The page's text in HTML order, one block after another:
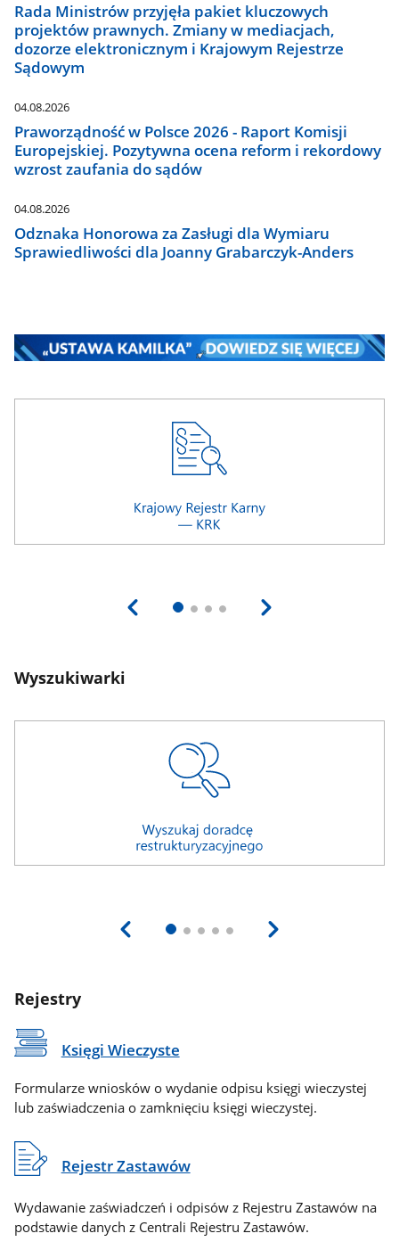
Rada Ministrów przyjęła pakiet kluczowych
projektów prawnych. Zmiany w mediacjach,
dozorze elektronicznym i Krajowym Rejestrze
Sądowym
04.08.2026
Praworządność w Polsce 2026 - Raport Komisji
Europejskiej. Pozytywna ocena reform i rekordowy
wzrost zaufania do sądów
04.08.2026
Odznaka Honorowa za Zasługi dla Wymiaru
Sprawiedliwości dla Joanny Grabarczyk-Anders
Wyszukiwarki
Rejestry
Księgi Wieczyste
Formularze wniosków o wydanie odpisu księgi wieczystej
lub zaświadczenia o zamknięciu księgi wieczystej.
Rejestr Zastawów
Wydawanie zaświadczeń i odpisów z Rejestru Zastawów na
podstawie danych z Centrali Rejestru Zastawów.